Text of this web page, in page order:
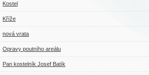
Kostel
Kříže
nová vrata
Opravy poutního areálu
Pan kostelník Josef Batík